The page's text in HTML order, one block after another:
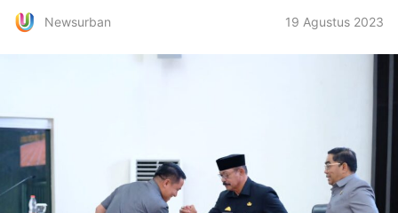
Newsurban 19 Agustus 2023